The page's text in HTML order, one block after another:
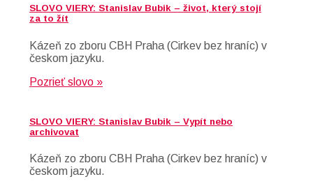
SLOVO VIERY: Stanislav Bubik – život, který stojí
za to žít
Kázeň zo zboru CBH Praha (Cirkev bez hraníc) v
českom jazyku.
Pozrieť slovo »
SLOVO VIERY: Stanislav Bubik – Vypít nebo
archivovat
Kázeň zo zboru CBH Praha (Cirkev bez hraníc) v
českom jazyku.